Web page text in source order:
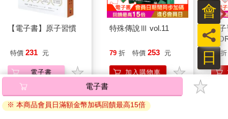
你的雜物是整理習慣的滯後指標。重複什麼，就得到什麼。
想要預測自己人生的走向，只要追蹤微小收穫或微小損失的曲
線，然後看看你每天的選擇經過十年或二十年會被「複利計算」
成什麼。你每個月都賺得比花得多嗎？你每週都有上健身房嗎？
你每天都有透過閱讀學習新東西嗎？這些小小的戰役會決定未來
時間會放大成功與失敗之間的差距，會將你餵養給它的東西加
乘。好習慣讓時間成為你的盟友，壞習慣讓時間與你為敵。
習慣是一把兩面刃。好習慣能讓你壯大，壞習慣也能輕易將你砍
倒，因此了解細節至關重要。你必須知道習慣如何運作，以及如
【電子書】原子習慣
特價 231 元
電子書
特殊傳說Ⅲ vol.11
79 折 特價 253 元
加入購物車
原
本‧
79 折
您可能會喜歡
電子書
※ 本商品會員日滿額金幣加碼回饋最高15倍
日
員
會